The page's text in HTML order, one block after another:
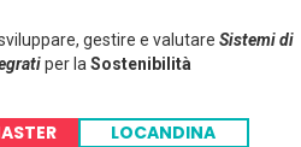
gestire e valutare Sistemi di
per laSostenibilità
LOCANDINA